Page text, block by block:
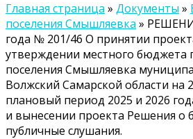
Главная страница » Документы »
поселения Смышляевка »
года № 201/46 О принятии
утверждении местного бюджета
поселения Смышляевка
Волжский Самарской области на
плановый период 2025 и 2026
и вынесении проекта Решения о
публичные слушания.